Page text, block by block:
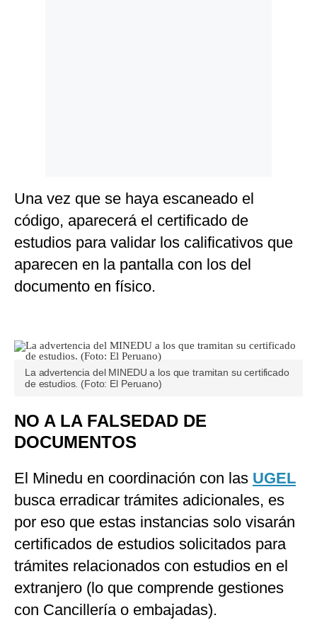
Una vez que se haya escaneado el
código, aparecerá el certificado de
estudios para validar los calificativos que
aparecen en la pantalla con los del
documento en físico.
La advertencia del MINEDU a los que tramitan su certificado
de estudios. (Foto: El Peruano)
NO A LA FALSEDAD DE
DOCUMENTOS
El Minedu en coordinación con las UGEL
busca erradicar trámites adicionales, es
por eso que estas instancias solo visarán
certificados de estudios solicitados para
trámites relacionados con estudios en el
extranjero (lo que comprende gestiones
con Cancillería o embajadas).